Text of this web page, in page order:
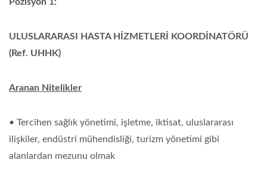
ULUSLARARASI HASTA HİZMETLERİ KOORDİNATÖRÜ
(Ref. UHHK)
Aranan Nitelikler
• Tercihen sağlık yönetimi, işletme, iktisat, uluslararası
ilişkiler, endüstri mühendisliği, turizm yönetimi gibi
alanlardan mezunu olmak